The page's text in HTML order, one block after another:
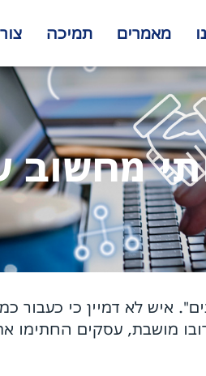
מאמרים תמיכה
מחשוב
איש לא דמיין כי כעבור
מושבת, עסקים החתימו